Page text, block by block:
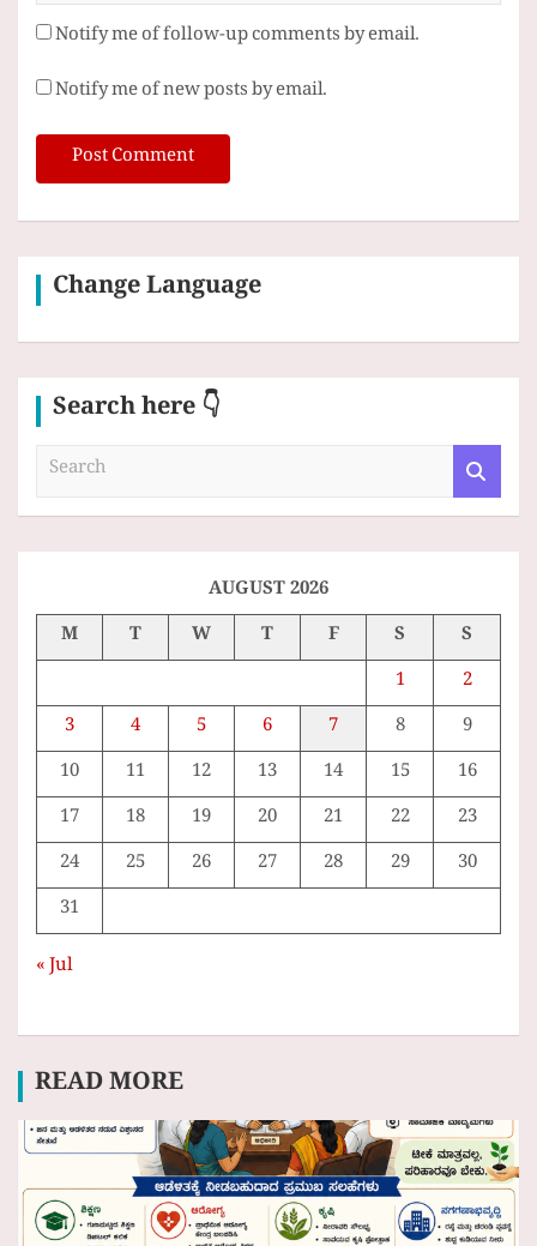
Notify me of follow-up comments by email.
Notify me of new posts by email.
Change Language
Search here 👇
a
AUGUST 2026
M
T W T F S
S
1
2
3
4 5 6 7 8
9
10
11 12 13 14 15
16
17
18 19 20 21 22
23
24
25 26 27 28 29
30
31
« Jul
READ MORE